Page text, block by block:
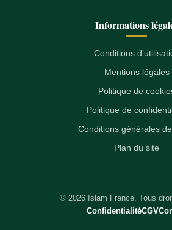
Informations
Conditions
Mentions légales
Politique de
Politique de
Conditions générales
Plan du site
© 2026 Islam France. Tous
ConfidentialitéCGV